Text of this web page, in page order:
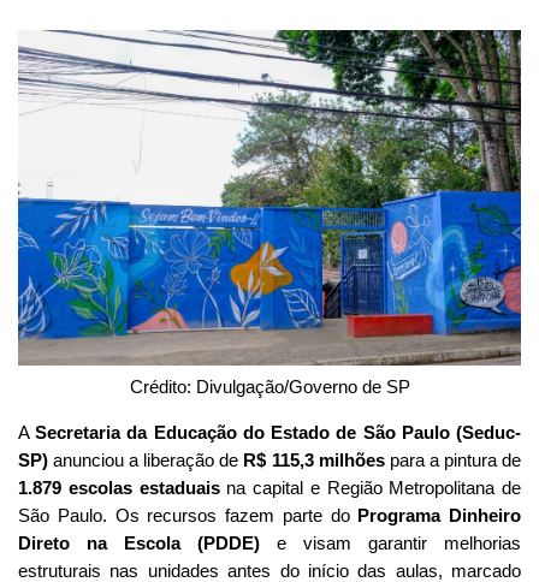
Crédito: Divulgação/Governo de SP
ASecretaria da Educação do Estado de São Paulo (Seduc-
SP) anunciou a liberação de R$ 115,3 milhõespara a pintura de
1.879 escolas estaduaisna capital e Região Metropolitana de
São Paulo. Os recursos fazem parte do Programa Dinheiro
Direto na Escola (PDDE) e visam garantir melhorias
estruturais nas unidades antes do início das aulas, marcado